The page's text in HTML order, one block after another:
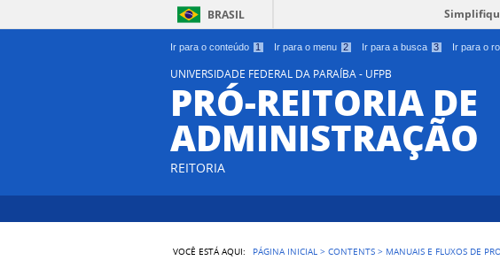
Ir para o conteúdo 1 Ir para o menu 2 Ir para a busca 3 Ir para o
BRASIL
UNIVERSIDADE FEDERAL DA PARAÍBA - UFPB
PRÓ-REITORIA DE
ADMINISTRAÇÃO
REITORIA
VOCÊ ESTÁ AQUI: PÁGINA INICIAL >CONTENTS > MANUAIS E FLUXOS DE